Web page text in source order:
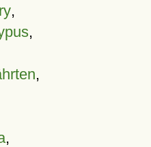
,
,
,
,